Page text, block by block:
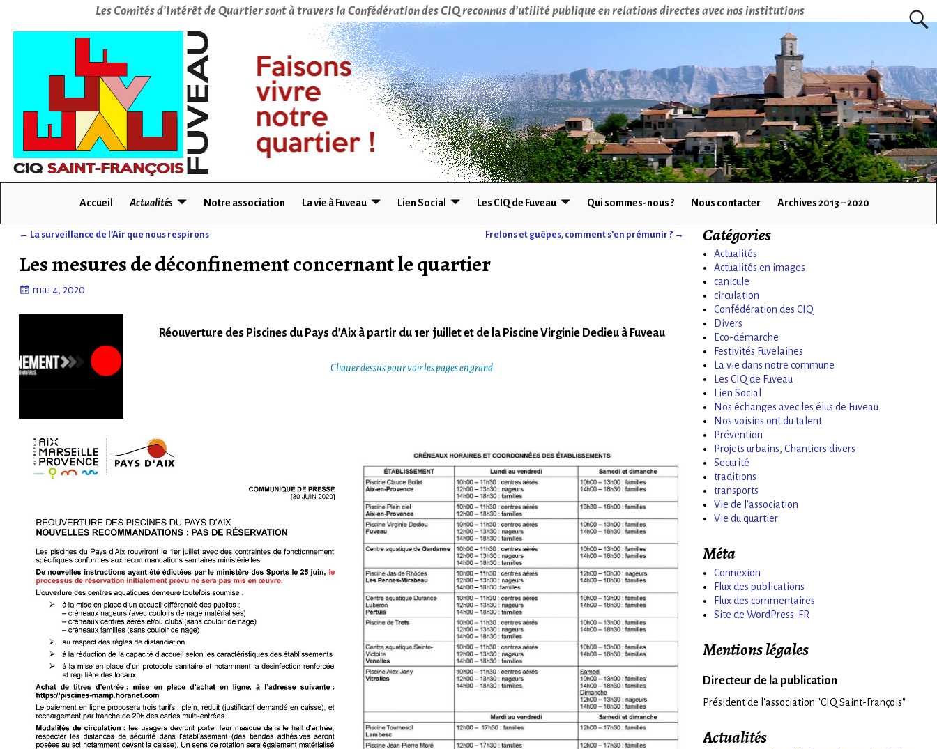
Les Comités d’Intérêt de Quartier sont à travers la Confédération des CIQ reconnus d’utilité publique en relations directes avec nos institutions
Accueil Actualités Notre association La vie à Fuveau Lien Social Les CIQ de Fuveau Qui sommes-nous ? Nous contacter Archives 2013 – 2020
← La surveillance de l’Air que nous respirons Frelons et guêpes, comment s’en prémunir ? →
Les mesures de déconfinement concernant le quartier
mai 4, 2020
Réouverture des Piscines du Pays d’Aix à partir du 1er juillet et de la Piscine Virginie Dedieu à Fuveau
Cliquer dessus pour voir les pages en grand
Catégories
Actualités
Actualités en images
canicule
circulation
Confédération des CIQ
Divers
Eco-démarche
Festivités Fuvelaines
La vie dans notre commune
Les CIQ de Fuveau
Lien Social
Nos échanges avec les élus de Fuveau
Nos voisins ont du talent
Prévention
Projets urbains, Chantiers divers
Securité
traditions
transports
Vie de l'association
Vie du quartier
Méta
Connexion
Flux des publications
Flux des commentaires
Site de WordPress-FR
Mentions légales
Directeur de la publication
Président de l'association "CIQ Saint-François"
Actualités